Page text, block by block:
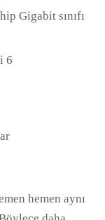
Gigabit sınıfı
6
hemen aynı